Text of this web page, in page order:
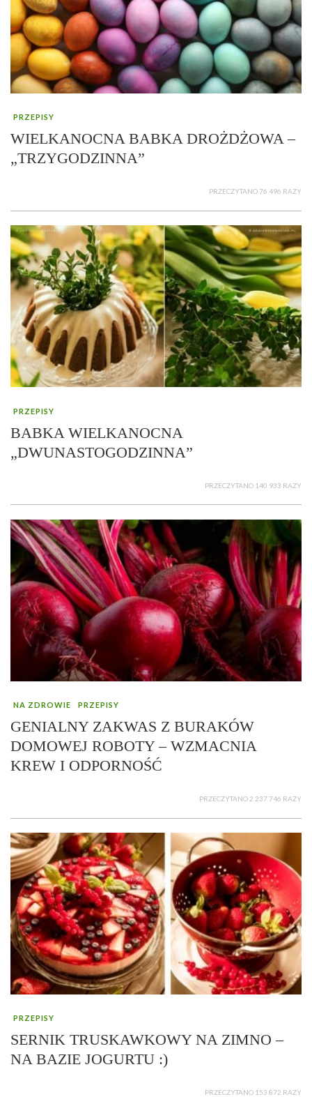
PRZEPISY
WIELKANOCNA BABKA DROŻDŻOWA –
„TRZYGODZINNA”
PRZECZYTANO 76 496 RAZY
PRZEPISY
BABKA WIELKANOCNA
„DWUNASTOGODZINNA”
PRZECZYTANO 140 933 RAZY
NA ZDROWIE PRZEPISY
GENIALNY ZAKWAS Z BURAKÓW
DOMOWEJ ROBOTY – WZMACNIA
KREW I ODPORNOŚĆ
PRZECZYTANO 2 237 746 RAZY
PRZEPISY
SERNIK TRUSKAWKOWY NA ZIMNO –
NA BAZIE JOGURTU :)
PRZECZYTANO 153 872 RAZY